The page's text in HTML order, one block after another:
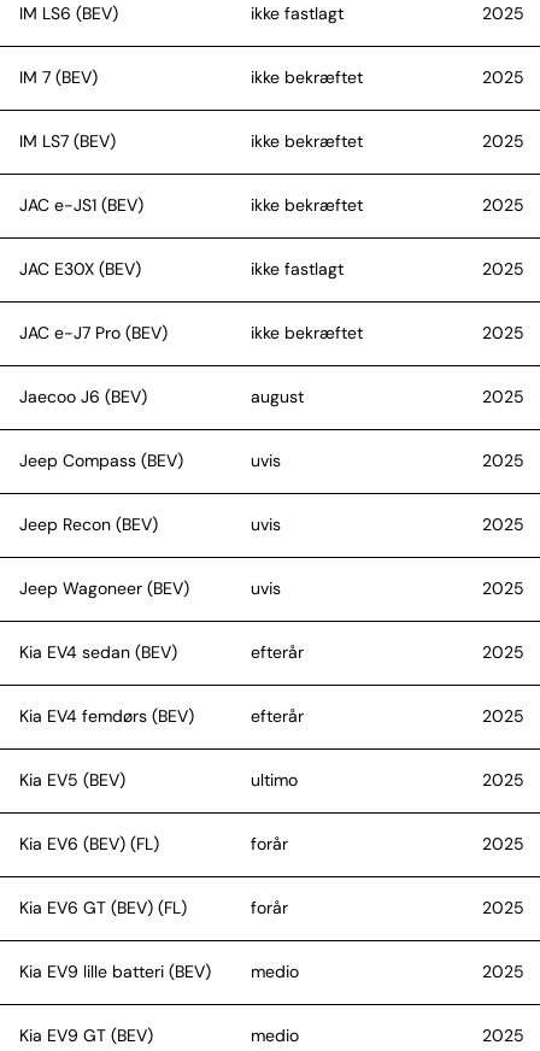
IM LS6 (BEV) ikke fastlagt 2025
IM 7 (BEV) ikke bekræftet 2025
IM LS7 (BEV) ikke bekræftet 2025
JAC e-JS1 (BEV) ikke bekræftet 2025
JAC E30X (BEV) ikke fastlagt 2025
JAC e-J7 Pro (BEV) ikke bekræftet 2025
Jaecoo J6 (BEV) august 2025
Jeep Compass (BEV) uvis 2025
Jeep Recon (BEV) uvis 2025
Jeep Wagoneer (BEV) uvis 2025
Kia EV4 sedan (BEV) efterår 2025
Kia EV4 femdørs (BEV) efterår 2025
Kia EV5 (BEV) ultimo 2025
Kia EV6 (BEV) (FL) forår 2025
Kia EV6 GT (BEV) (FL) forår 2025
Kia EV9 lille batteri (BEV) medio 2025
Kia EV9 GT (BEV) medio 2025